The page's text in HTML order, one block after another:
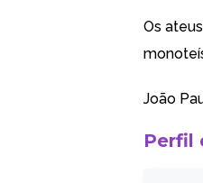
Os
João
Perfil